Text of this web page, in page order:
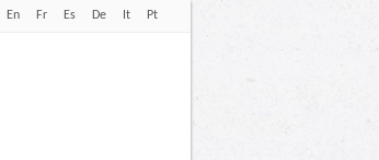
En Fr Es De It Pt